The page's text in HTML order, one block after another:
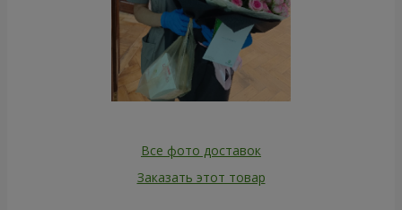
Все фото доставок
Заказать этот товар